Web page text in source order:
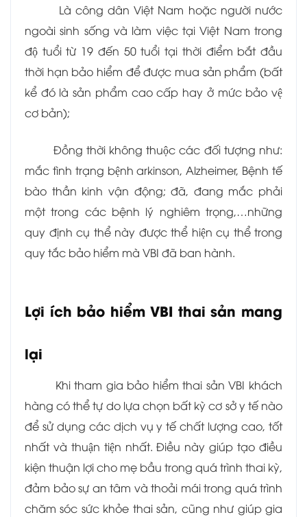
Là công dân Việt Nam hoặc người nước
ngoài sinh sống và làm việc tại Việt Nam trong
độ tuổi từ 19 đến 50 tuổi tại thời điểm bắt đầu
thời hạn bảo hiểm để được mua sản phẩm (bất
kể đó là sản phẩm cao cấp hay ở mức bảo vệ
cơ bản);
Đồng thời không thuộc các đối tượng như:
mắc tình trạng bệnh arkinson, Alzheimer, Bệnh tế
bào thần kinh vận động; đã, đang mắc phải
một trong các bệnh lý nghiêm trọng,…những
quy định cụ thể này được thể hiện cụ thể trong
quy tắc bảo hiểm mà VBI đã ban hành.
Lợi ích bảo hiểm VBI thai sản mang
lại
Khi tham gia bảo hiểm thai sản VBI khách
hàng có thể tự do lựa chọn bất kỳ cơ sở y tế nào
để sử dụng các dịch vụ y tế chất lượng cao, tốt
nhất và thuận tiện nhất. Điều này giúp tạo điều
kiện thuận lợi cho mẹ bầu trong quá trình thai kỳ,
đảm bảo sự an tâm và thoải mái trong quá trình
chăm sóc sức khỏe thai sản, cũng như giúp gia